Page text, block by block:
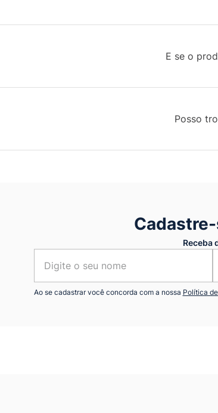
E se o
Posso
Receba
Ao se cadastrar você concorda com a nossa Política